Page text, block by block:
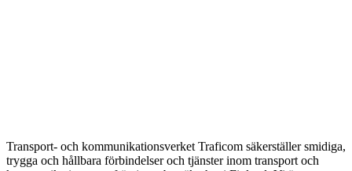
Transport- och kommunikationsverket Traficom säkerställer smidiga,
trygga och hållbara förbindelser och tjänster inom transport och